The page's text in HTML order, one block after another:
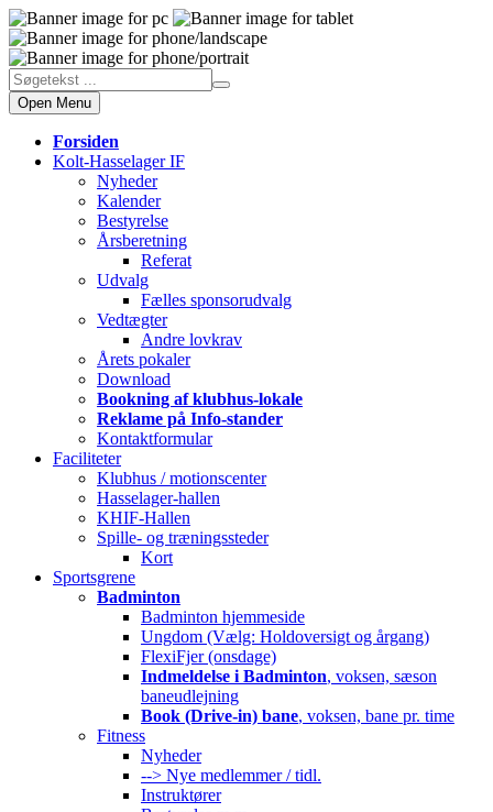
Open Menu
Forsiden
Kolt-Hasselager IF
Nyheder
Kalender
Bestyrelse
Årsberetning
Referat
Udvalg
Fælles sponsorudvalg
Vedtægter
Andre lovkrav
Årets pokaler
Download
Bookning af klubhus-lokale
Reklame på Info-stander
Kontaktformular
Faciliteter
Klubhus / motionscenter
Hasselager-hallen
KHIF-Hallen
Spille- og træningssteder
Kort
Sportsgrene
Badminton
Badminton hjemmeside
Ungdom (Vælg: Holdoversigt og årgang)
FlexiFjer (onsdage)
Indmeldelse i Badminton, voksen, sæson
baneudlejning
Book (Drive-in) bane, voksen, bane pr. time
Fitness
Nyheder
--> Nye medlemmer / tidl.
Instruktører